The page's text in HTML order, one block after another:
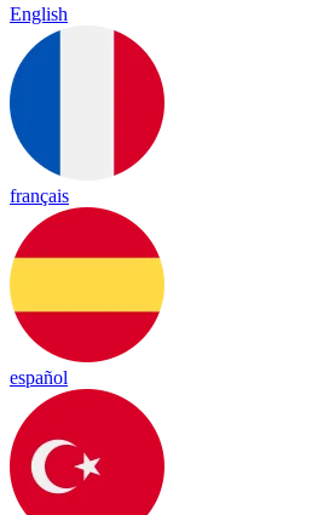
English
français
español